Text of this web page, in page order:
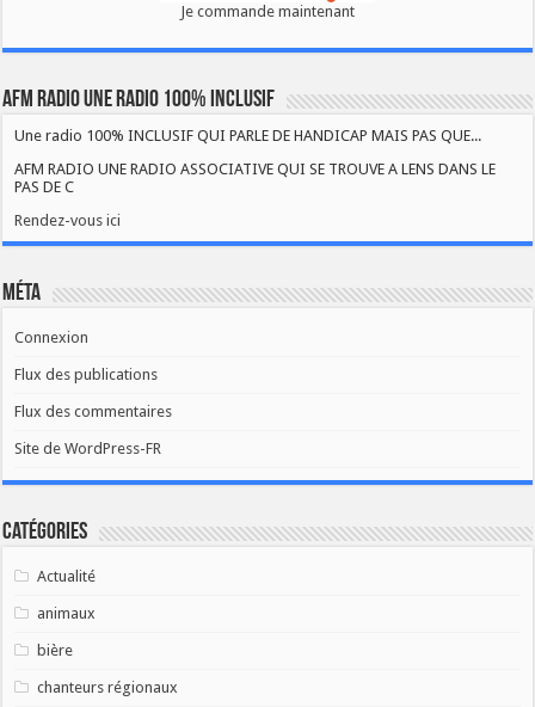
Je commande maintenant
AFM RADIO UNE RADIO 100% INCLUSIF
Une radio 100% INCLUSIF QUI PARLE DE HANDICAP MAIS PAS QUE...
AFM RADIO UNE RADIO ASSOCIATIVE QUI SE TROUVE A LENS DANS LE
PAS DE C
Rendez-vous ici
Méta
Connexion
Flux des publications
Flux des commentaires
Site de WordPress-FR
Catégories
Actualité
animaux
bière
chanteurs régionaux